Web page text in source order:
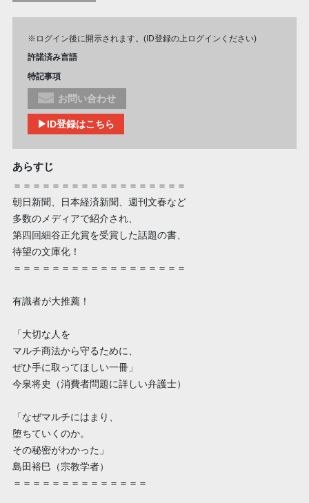
※ログイン後に開示されます。(ID登録の上ログインください)
許諾済み言語
特記事項
お問い合わせ
▶ID登録はこちら
あらすじ
＝＝＝＝＝＝＝＝＝＝＝＝＝＝＝＝＝＝
朝日新聞、日本経済新聞、週刊文春など
多数のメディアで紹介され、
第四回細谷正允賞を受賞した話題の書、
待望の文庫化！
＝＝＝＝＝＝＝＝＝＝＝＝＝＝＝＝＝＝
有識者が大推薦！
「大切な人を
マルチ商法から守るために、
ぜひ手に取ってほしい一冊」
今泉将史（消費者問題に詳しい弁護士）
「なぜマルチにはまり、
堕ちていくのか。
その秘密がわかった」
島田裕巳（宗教学者）
＝＝＝＝＝＝＝＝＝＝＝＝＝＝